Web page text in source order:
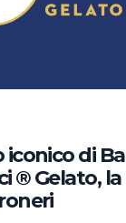
iconico di
® Gelato,